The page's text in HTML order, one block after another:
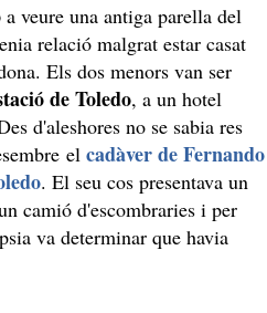
a veure una antiga parella del
relació malgrat estar casat
Els dos menors van ser
de Toledo, a un hotel
d'aleshores no se sabia res
elcadàver de Fernando
. El seu cos presentava un
camió d'escombraries i per
va determinar que havia